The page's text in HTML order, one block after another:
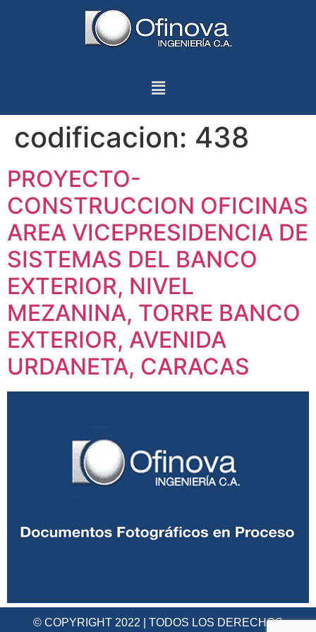
codificacion: 438
PROYECTO-
CONSTRUCCION OFICINAS
AREA VICEPRESIDENCIA DE
SISTEMAS DEL BANCO
EXTERIOR, NIVEL
MEZANINA, TORRE BANCO
EXTERIOR, AVENIDA
URDANETA, CARACAS
© COPYRIGHT 2022 | TODOS LOS DERECHOS